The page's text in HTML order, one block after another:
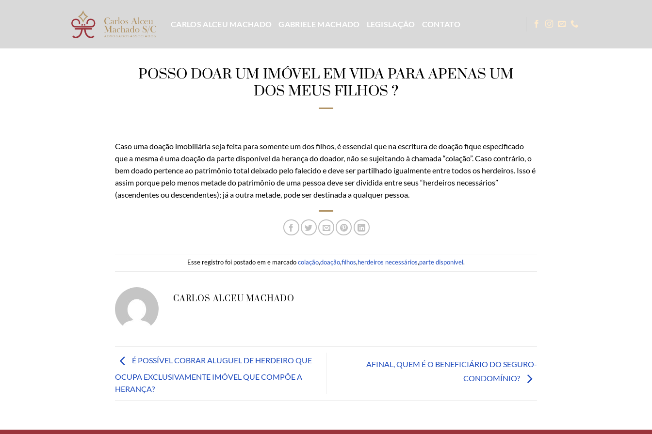
CARLOS ALCEU MACHADO GABRIELE MACHADO LEGISLAÇÃO CONTATO
POSSO DOAR UM IMÓVEL EM VIDA PARA APENAS UM
DOS MEUS FILHOS ?
Caso uma doação imobiliária seja feita para somente um dos filhos, é essencial que na escritura de doação fique especificado
que a mesma é uma doação da parte disponível da herança do doador, não se sujeitando à chamada “colação”. Caso contrário, o
bem doado pertence ao patrimônio total deixado pelo falecido e deve ser partilhado igualmente entre todos os herdeiros. Isso é
assim porque pelo menos metade do patrimônio de uma pessoa deve ser dividida entre seus “herdeiros necessários”
(ascendentes ou descendentes); já a outra metade, pode ser destinada a qualquer pessoa.
Esse registro foi postado em e marcadocolação,doação,filhos,herdeiros necessários,parte disponível.
CARLOS ALCEU MACHADO
É POSSÍVEL COBRAR ALUGUEL DE HERDEIRO QUE
OCUPA EXCLUSIVAMENTE IMÓVEL QUE COMPÕE A
HERANÇA?
AFINAL, QUEM É O BENEFICIÁRIO DO SEGURO-
CONDOMÍNIO?